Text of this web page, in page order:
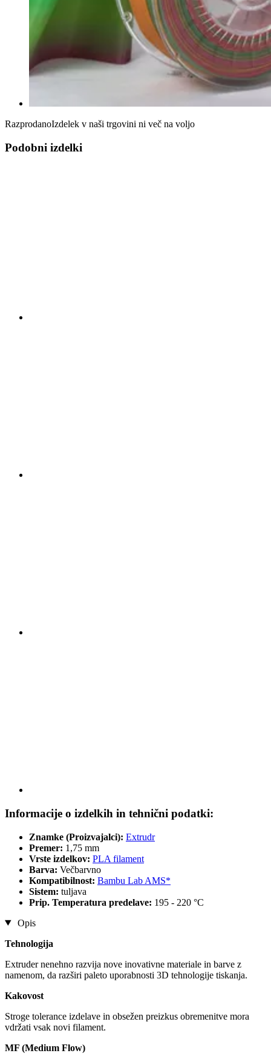
RazprodanoIzdelek v naši trgovini ni več na voljo
Podobni izdelki
Informacije o izdelkih in tehnični podatki:
Znamke (Proizvajalci): Extrudr
Premer: 1,75 mm
Vrste izdelkov: PLA filament
Barva: Večbarvno
Kompatibilnost: Bambu Lab AMS*
Sistem: tuljava
Prip. Temperatura predelave: 195 - 220 °C
Opis
Tehnologija
Extruder nenehno razvija nove inovativne materiale in barve z
namenom, da razširi paleto uporabnosti 3D tehnologije tiskanja.
Kakovost
Stroge tolerance izdelave in obsežen preizkus obremenitve mora
vdržati vsak novi filament.
MF (Medium Flow)